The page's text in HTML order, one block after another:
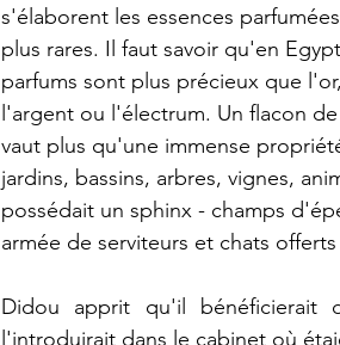
s'élaborent les essences
plus rares. Il faut savoir qu'en
parfums sont plus précieux que l'or,
l'argent ou l'électrum. Un flacon
vaut plus qu'une immense
jardins, bassins, arbres, vignes,
possédait un sphinx - champs
armée de serviteurs et chats
Didou apprit qu'il bénéficierait
l'introduirait dans le cabinet où